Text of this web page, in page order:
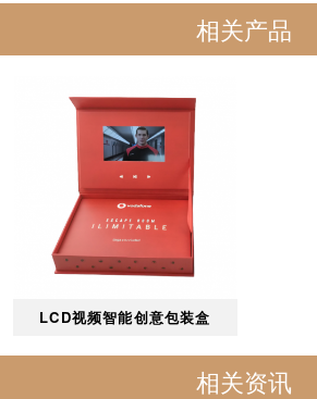
相关产品
LCD视频智能创意包装盒
相关资讯